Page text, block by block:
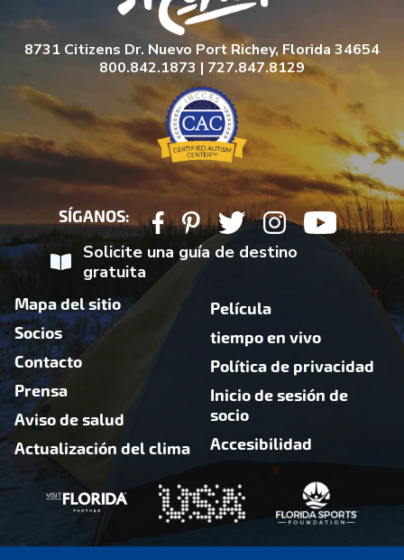
8731 Citizens Dr. Nuevo Port Richey, Florida 34654
800.842.1873 | 727.847.8129
SÍGANOS:
Solicite una guía de destino
gratuita
Mapa del sitio
Socios
Contacto
Prensa
Aviso de salud
Actualización del clima
Película
tiempo en vivo
Política de privacidad
Inicio de sesión de
socio
Accesibilidad